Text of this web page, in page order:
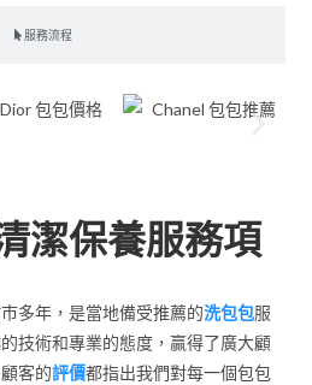
服務流程
潔保養服務項
多年，是當地備受推薦的洗包包服
技術和專業的態度，贏得了廣大顧
客的評價都指出我們對每一個包包